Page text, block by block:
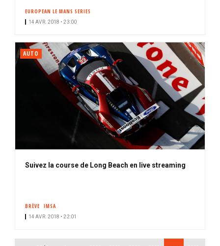
EUROPEAN LE MANS SERIES
14 AVR. 2018 • 23:00
AUTO
Suivez la course de Long Beach en live streaming
BRÈVE IMSA
14 AVR. 2018 • 22:01